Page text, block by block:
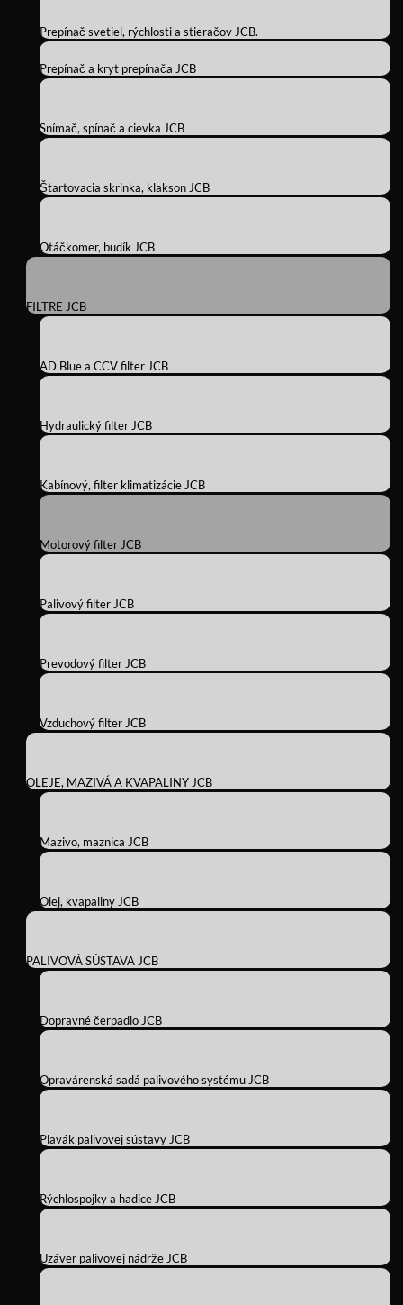
Prepínač svetiel, rýchlosti a stieračov JCB.
Prepínač a kryt prepínača JCB
Snímač, spínač a cievka JCB
Štartovacia skrinka, klakson JCB
Otáčkomer, budík JCB
FILTRE JCB
AD Blue a CCV filter JCB
Hydraulický filter JCB
Kabínový, filter klimatizácie JCB
Motorový filter JCB
Palivový filter JCB
Prevodový filter JCB
Vzduchový filter JCB
OLEJE, MAZIVÁ A KVAPALINY JCB
Mazivo, maznica JCB
Olej, kvapaliny JCB
PALIVOVÁ SÚSTAVA JCB
Dopravné čerpadlo JCB
Opravárenská sadá palivového systému JCB
Plavák palivovej sústavy JCB
Rýchlospojky a hadice JCB
Uzáver palivovej nádrže JCB